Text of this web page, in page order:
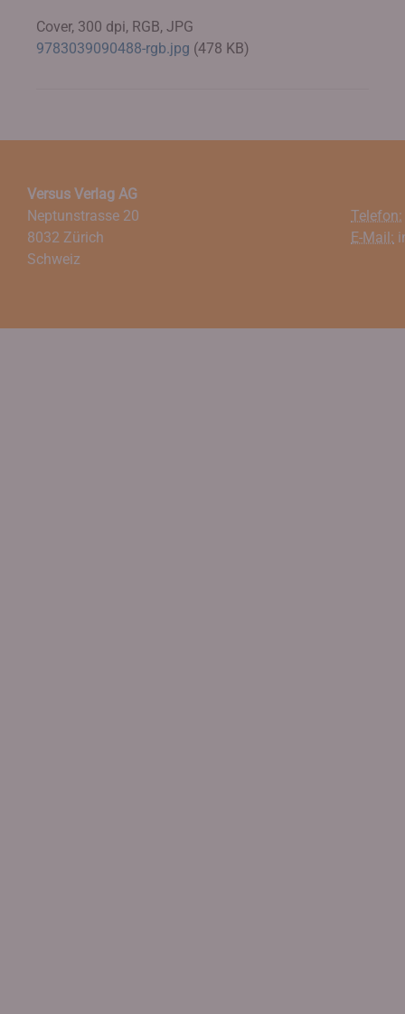
Cover, 300 dpi, RGB, JPG
9783039090488-rgb.jpg (478 KB)
Versus Verlag AG
Neptunstrasse 20
8032 Zürich
Schweiz
Telefon:
E-Mail: